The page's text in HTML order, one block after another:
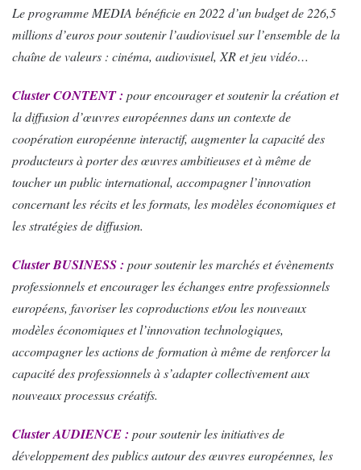
Le programme MEDIA bénéficie en 2022 d’un budget de 226,5
millions d’euros pour soutenir l’audiovisuel sur l’ensemble de la
chaîne de valeurs : cinéma, audiovisuel, XR et jeu vidéo…
Cluster CONTENT : pour encourager et soutenir la création et
la diffusion d’œuvres européennes dans un contexte de
coopération européenne interactif, augmenter la capacité des
producteurs à porter des œuvres ambitieuses et à même de
toucher un public international, accompagner l’innovation
concernant les récits et les formats, les modèles économiques et
les stratégies de diffusion.
Cluster BUSINESS : pour soutenir les marchés et évènements
professionnels et encourager les échanges entre professionnels
européens, favoriser les coproductions et/ou les nouveaux
modèles économiques et l’innovation technologiques,
accompagner les actions de formation à même de renforcer la
capacité des professionnels à s’adapter collectivement aux
nouveaux processus créatifs.
Cluster AUDIENCE : pour soutenir les initiatives de
développement des publics autour des œuvres européennes, les